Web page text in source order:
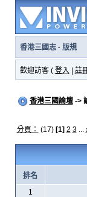
香港三國志· 版規
歡迎訪客 ( 登入 註
香港三國論壇->
分頁： (17) [1] 2 3...
排名
1